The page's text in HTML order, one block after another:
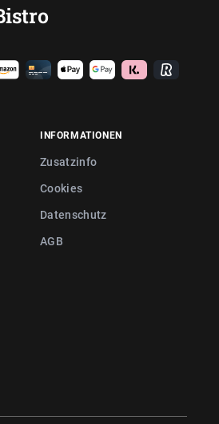
INFORMATIONEN
Zusatzinfo
Cookies
Datenschutz
AGB